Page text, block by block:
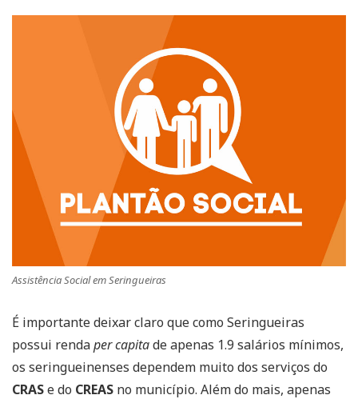
Assistência Social em Seringueiras
É importante deixar claro que como Seringueiras
possui rendaper capitade apenas 1.9 salários mínimos,
os seringueinenses dependem muito dos serviços do
CRASe do CREAS no município. Além do mais, apenas